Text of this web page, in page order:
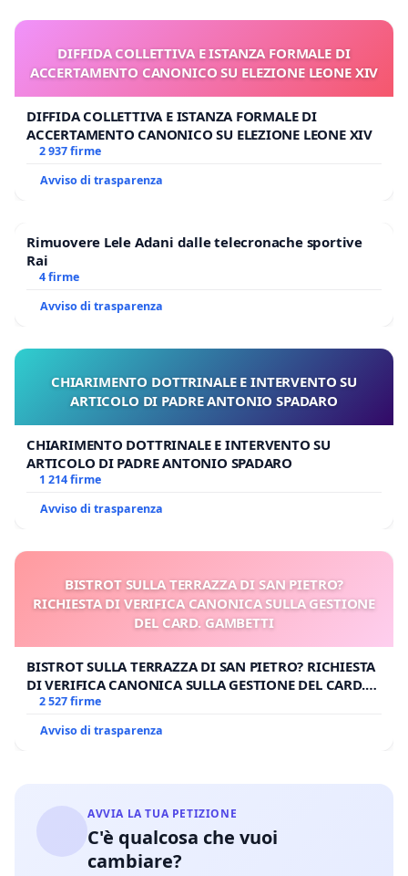
DIFFIDA COLLETTIVA E ISTANZA FORMALE DI
ACCERTAMENTO CANONICO SU ELEZIONE LEONE XIV
DIFFIDA COLLETTIVA E ISTANZA FORMALE DI
ACCERTAMENTO CANONICO SU ELEZIONE LEONE XIV
2 937 firme
Avviso di trasparenza
Rimuovere Lele Adani dalle telecronache sportive
Rai
4 firme
Avviso di trasparenza
CHIARIMENTO DOTTRINALE E INTERVENTO SU
ARTICOLO DI PADRE ANTONIO SPADARO
CHIARIMENTO DOTTRINALE E INTERVENTO SU
ARTICOLO DI PADRE ANTONIO SPADARO
1 214 firme
Avviso di trasparenza
BISTROT SULLA TERRAZZA DI SAN PIETRO?
RICHIESTA DI VERIFICA CANONICA SULLA GESTIONE
DEL CARD. GAMBETTI
BISTROT SULLA TERRAZZA DI SAN PIETRO? RICHIESTA
DI VERIFICA CANONICA SULLA GESTIONE DEL CARD.
GAMBETTI
2 527 firme
Avviso di trasparenza
AVVIA LA TUA PETIZIONE
C'è qualcosa che vuoi
cambiare?